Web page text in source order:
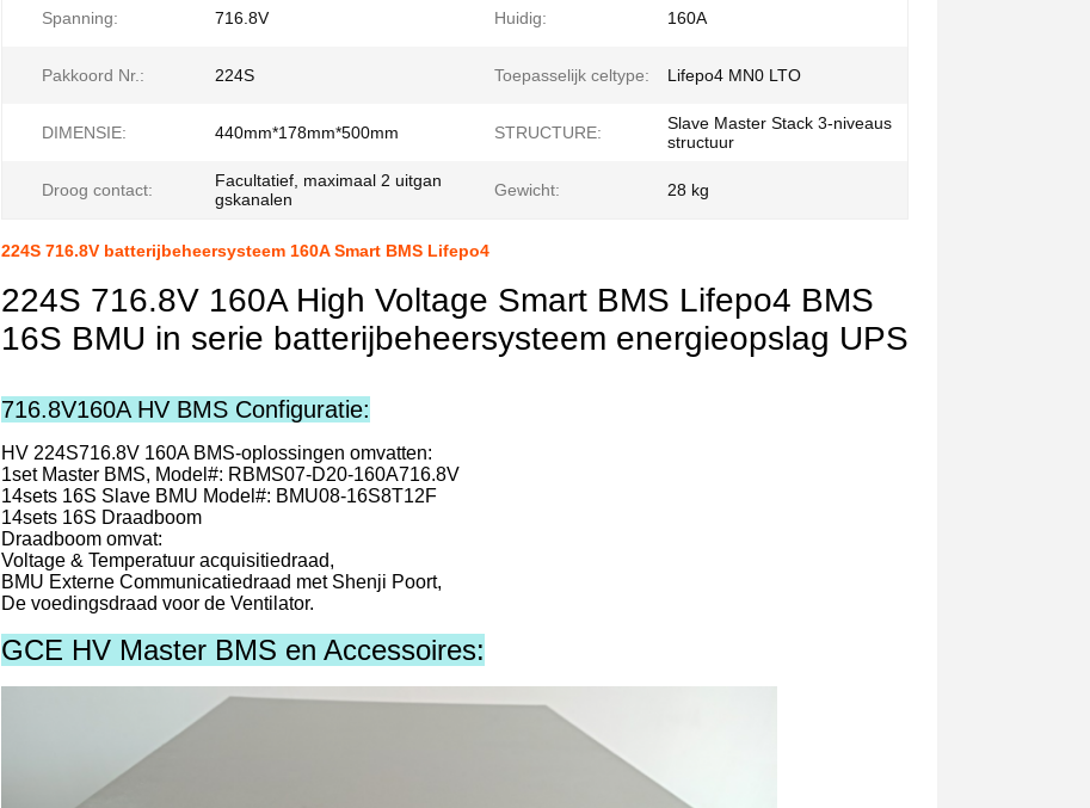
Spanning: 716.8V Huidig: 160A
Pakkoord Nr.: 224S Toepasselijk celtype: Lifepo4 MN0 LTO
DIMENSIE: 440mm*178mm*500mm STRUCTURE:
Slave Master Stack 3-niveaus
structuur
Droog contact:
Facultatief, maximaal 2 uitgan
gskanalen
Gewicht: 28 kg
224S 716.8V batterijbeheersysteem 160A Smart BMS Lifepo4
224S 716.8V 160A High Voltage Smart BMS Lifepo4 BMS
16S BMU in serie batterijbeheersysteem energieopslag UPS
716.8V160A HV BMS Configuratie:
HV 224S716.8V 160A BMS-oplossingen omvatten:
1set Master BMS, Model#: RBMS07-D20-160A716.8V
14sets 16S Slave BMU Model#: BMU08-16S8T12F
14sets 16S Draadboom
Draadboom omvat:
Voltage & Temperatuur acquisitiedraad,
BMU Externe Communicatiedraad met Shenji Poort,
De voedingsdraad voor de Ventilator.
GCE HV Master BMS en Accessoires: